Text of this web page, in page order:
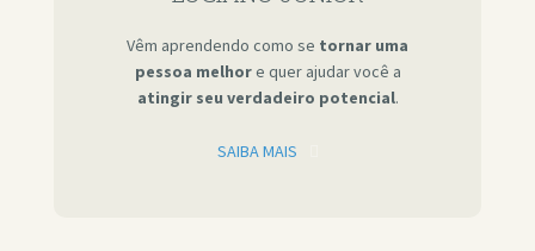
Vêm aprendendo como se tornar uma
pessoa melhore quer ajudar você a
atingir seu verdadeiro potencial.
SAIBA MAIS